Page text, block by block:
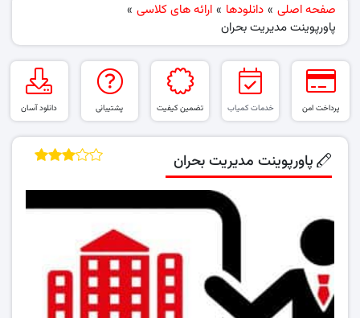
صفحه اصلی » دانلودها » ارائه های کلاسی »
پاورپوینت مدیریت بحران
پرداخت امن خدمات کمیاب تضمین کیفیت پشتیبانی دانلود آسان
پاورپوینت مدیریت بحران